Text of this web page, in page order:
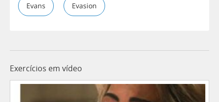
Evans Evasion
Exercícios em vídeo